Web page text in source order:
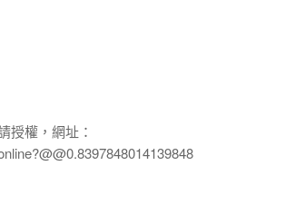
授權，網址：